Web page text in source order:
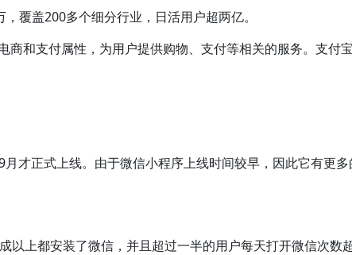
覆盖200多个细分行业，日活用户超两亿。
和支付属性，为用户提供购物、支付等相关的服务。支付
才正式上线。由于微信小程序上线时间较早，因此它有更
上都安装了微信，并且超过一半的用户每天打开微信次数